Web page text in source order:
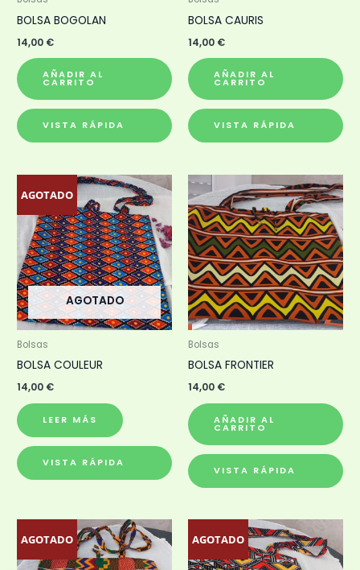
BOLSA BOGOLAN
14,00 €
AÑADIR AL
CARRITO
VISTA RÁPIDA
BOLSA CAURIS
14,00 €
AÑADIR AL
CARRITO
VISTA RÁPIDA
AGOTADO
AGOTADO
Bolsas
BOLSA COULEUR
14,00 €
LEER MÁS
VISTA RÁPIDA
Bolsas
BOLSA FRONTIER
14,00 €
AÑADIR AL
CARRITO
VISTA RÁPIDA
AGOTADO AGOTADO